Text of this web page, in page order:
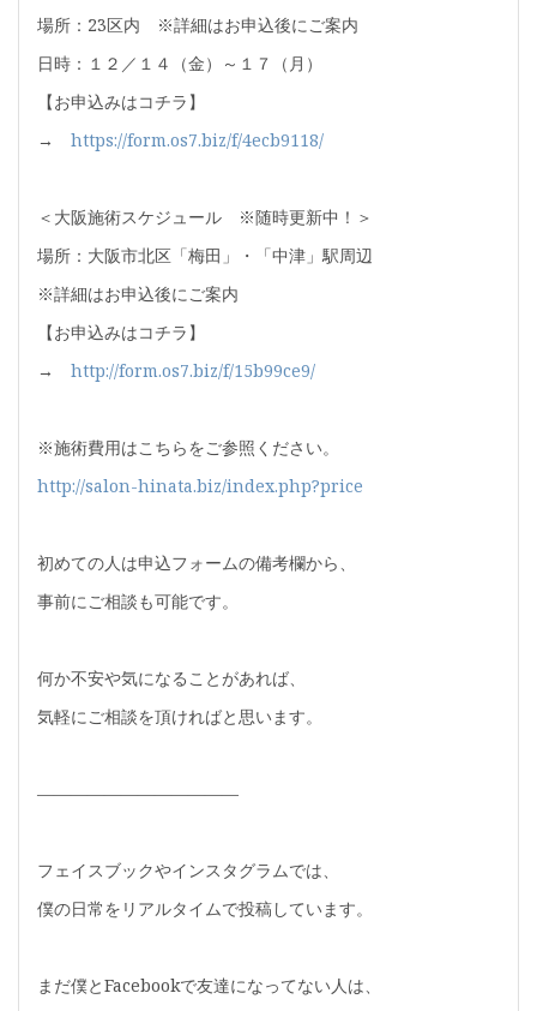
場所：23区内 ※詳細はお申込後にご案内
日時：１２／１４（金）～１７（月）
【お申込みはコチラ】
→ https://form.os7.biz/f/4ecb9118/
＜大阪施術スケジュール ※随時更新中！＞
場所：大阪市北区「梅田」・「中津」駅周辺
※詳細はお申込後にご案内
【お申込みはコチラ】
→ http://form.os7.biz/f/15b99ce9/
※施術費用はこちらをご参照ください。
http://salon-hinata.biz/index.php?price
初めての人は申込フォームの備考欄から、
事前にご相談も可能です。
何か不安や気になることがあれば、
気軽にご相談を頂ければと思います。
————————————
フェイスブックやインスタグラムでは、
僕の日常をリアルタイムで投稿しています。
まだ僕とFacebookで友達になってない人は、